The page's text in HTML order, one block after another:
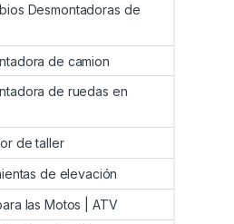
Desmontadoras de
de camion
de ruedas en
de taller
de elevación
las Motos | ATV